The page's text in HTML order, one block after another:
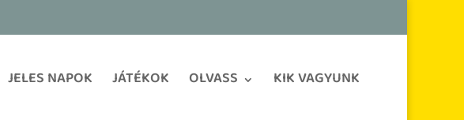
JELES NAPOK JÁTÉKOK OLVASS KIK VAGYUNK